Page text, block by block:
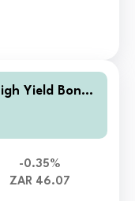
Yield Bond
Distributing Cl
-0.35%
ZAR 46.07